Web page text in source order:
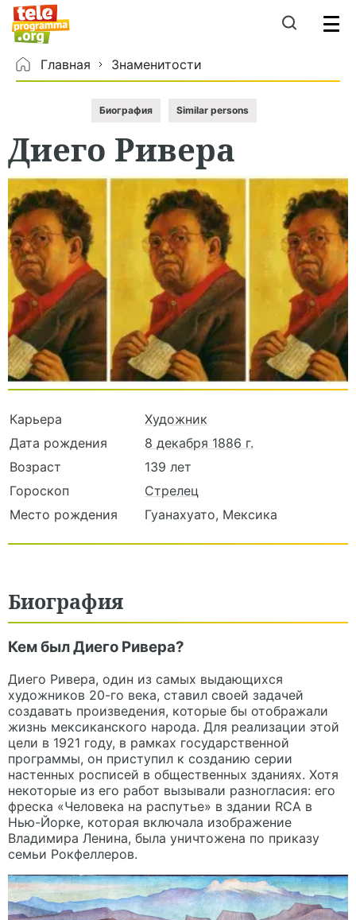
Главная Знаменитости
Биография Similar persons
Диего Ривера
Карьера
Художник
Дата рождения
8 декабря 1886 г.
Возраст
139 лет
Гороскоп
Стрелец
Место рождения
Гуанахуато, Мексика
Биография
Кем был Диего Ривера?
Диего Ривера, один из самых выдающихся
художников 20-го века, ставил своей задачей
создавать произведения, которые бы отображали
жизнь мексиканского народа. Для реализации этой
цели в 1921 году, в рамках государственной
программы, он приступил к созданию серии
настенных росписей в общественных зданиях. Хотя
некоторые из его работ вызывали разногласия: его
фреска «Человека на распутье» в здании RCA в
Нью-Йорке, которая включала изображение
Владимира Ленина, была уничтожена по приказу
семьи Рокфеллеров.